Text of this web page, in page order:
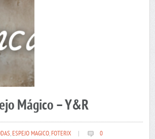
Mágico – Y&R
,ESPEJO MAGICO,FOTERIX 0